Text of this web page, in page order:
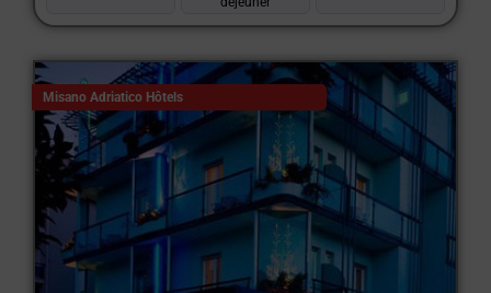
Misano Adriatico Hôtels